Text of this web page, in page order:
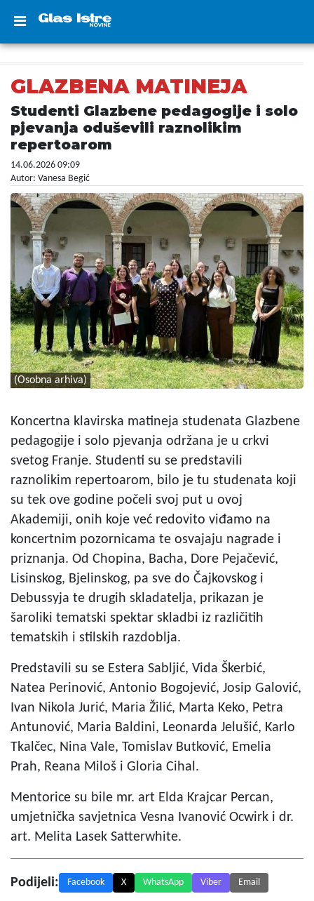
GLAZBENA MATINEJA
Studenti Glazbene pedagogije i solo
pjevanja oduševili raznolikim
repertoarom
14.06.2026 09:09
Autor: Vanesa Begić
(Osobna arhiva)
Koncertna klavirska matineja studenata Glazbene
pedagogije i solo pjevanja održana je u crkvi
svetog Franje. Studenti su se predstavili
raznolikim repertoarom, bilo je tu studenata koji
su tek ove godine počeli svoj put u ovoj
Akademiji, onih koje već redovito viđamo na
koncertnim pozornicama te osvajaju nagrade i
priznanja. Od Chopina, Bacha, Dore Pejačević,
Lisinskog, Bjelinskog, pa sve do Čajkovskog i
Debussyja te drugih skladatelja, prikazan je
šaroliki tematski spektar skladbi iz različitih
tematskih i stilskih razdoblja.
Predstavili su se Estera Sabljić, Vida Škerbić,
Natea Perinović, Antonio Bogojević, Josip Galović,
Ivan Nikola Jurić, Maria Žilić, Marta Keko, Petra
Antunović, Maria Baldini, Leonarda Jelušić, Karlo
Tkalčec, Nina Vale, Tomislav Butković, Emelia
Prah, Reana Miloš i Gloria Cihal.
Mentorice su bile mr. art Elda Krajcar Percan,
umjetnička savjetnica Vesna Ivanović Ocwirk i dr.
art. Melita Lasek Satterwhite.
Podijeli: Facebook X WhatsApp Viber Email